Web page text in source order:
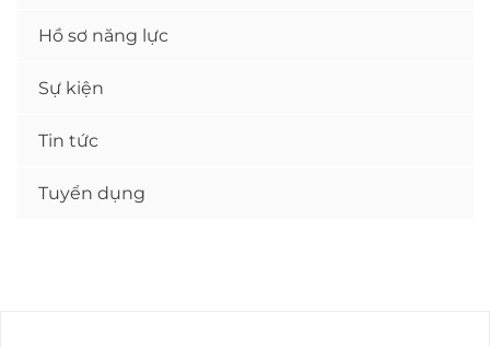
Hồ sơ năng lực
Sự kiện
Tin tức
Tuyển dụng